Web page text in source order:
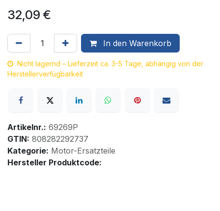
32,09 €
In den Warenkorb
Nicht lagernd – Lieferzeit ca. 3-5 Tage, abhängig von der
Herstellerverfügbarkeit
Artikelnr.: 69269P
GTIN: 808282292737
Kategorie: Motor-Ersatzteile
Hersteller Produktcode: